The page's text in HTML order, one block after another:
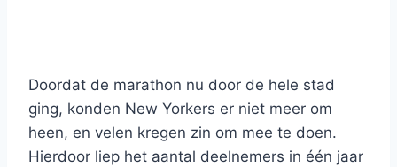
Doordat de marathon nu door de hele stad
ging, konden New Yorkers er niet meer om
heen, en velen kregen zin om mee te doen.
Hierdoor liep het aantal deelnemers in één jaar